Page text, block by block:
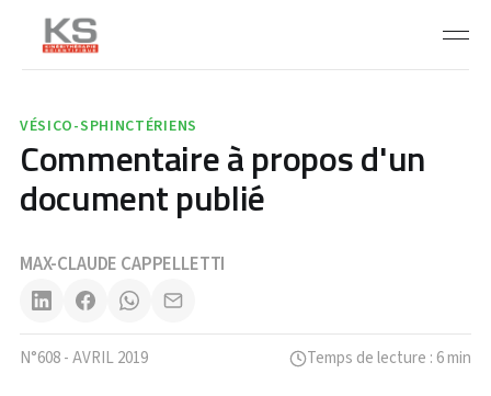
VÉSICO-SPHINCTÉRIENS
Commentaire à propos d'un
document publié
MAX-CLAUDE CAPPELLETTI
N°608 - AVRIL 2019 Temps de lecture : 6 min